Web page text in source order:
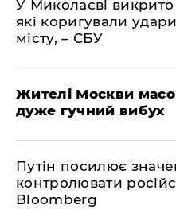
У Миколаєві викрито
які коригували
місту, – СБУ
Жителі Москви
дуже гучний вибух
Путін посилює
контролювати
Bloomberg